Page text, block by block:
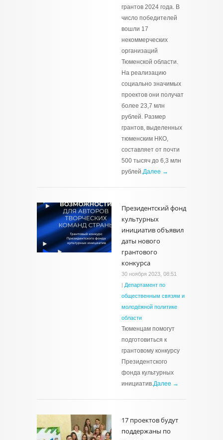
грантов 2024 года. В
число победителей
вошли 17
некоммерческих
организаций
Тюменской области.
На реализацию
социально значимых
проектов они получат
более 23,7 млн
рублей. Размер
грантов, выделенных
тюменским НКО,
составляет от почти
500 тысяч до 6,3 млн
рублей.Далее →
Президентский фонд
культурных
инициатив объявил
даты нового
грантового
конкурса
30 ноября 2023, 08:51
| Департамент по
общественным связям и
молодёжной политике
области
Тюменцам помогут
подготовиться к
грантовому конкурсу
Президентского
фонда культурных
инициатив.Далее →
17 проектов будут
поддержаны по